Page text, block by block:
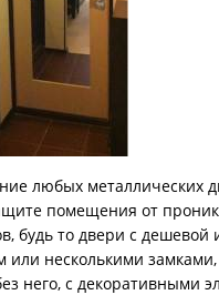
любых металлических
помещения от
будь то двери с дешевой
или несколькими
него, с декоративными